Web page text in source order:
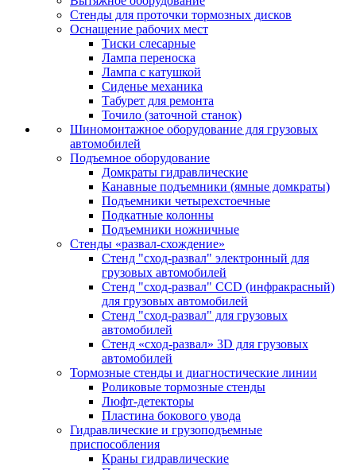
Стенды для проточки тормозных дисков
Оснащение рабочих мест
Тиски слесарные
Лампа переноска
Лампа с катушкой
Сиденье механика
Табурет для ремонта
Точило (заточной станок)
Шиномонтажное оборудование для грузовых
автомобилей
Подъемное оборудование
Домкраты гидравлические
Канавные подъемники (ямные домкраты)
Подъемники четырехстоечные
Подкатные колонны
Подъемники ножничные
Стенды «развал-схождение»
Стенд "сход-развал" электронный для
грузовых автомобилей
Стенд "сход-развал" CCD (инфракрасный)
для грузовых автомобилей
Стенд "сход-развал" для грузовых
автомобилей
Стенд «сход-развал» 3D для грузовых
автомобилей
Тормозные стенды и диагностические линии
Роликовые тормозные стенды
Люфт-детекторы
Пластина бокового увода
Гидравлические и грузоподъемные
приспособления
Краны гидравлические